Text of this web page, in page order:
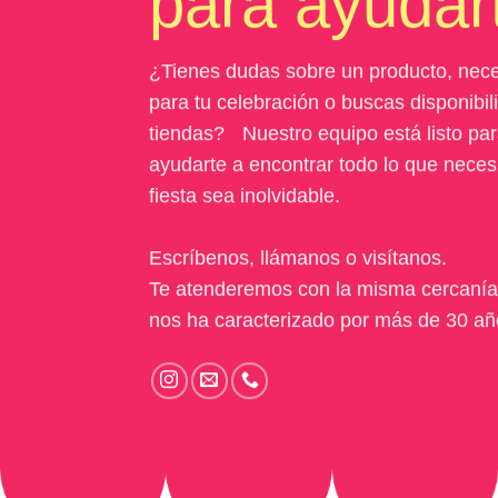
¿Tienes dudas sobre un producto,
para tu celebración o buscas
tiendas? Nuestro equipo está listo
ayudarte a encontrar todo lo que
fiesta sea inolvidable.
Escríbenos, llámanos o visítanos.
Te atenderemos con la misma
nos ha caracterizado por más de 30